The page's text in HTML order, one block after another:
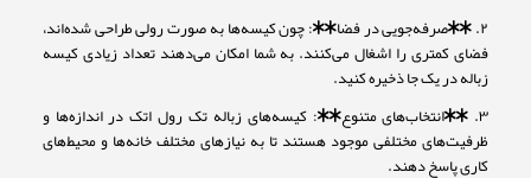
۲. **صرفه‌جویی در فضا**: چون کیسه‌ها به صورت رولی طراحی شده‌اند،
فضای کمتری را اشغال می‌کنند. به شما امکان می‌دهند تعداد زیادی کیسه
زباله در یک جا ذخیره کنید.
۳. **انتخاب‌های متنوع**: کیسه‌های زباله تک رول اتک در اندازه‌ها و
ظرفیت‌های مختلفی موجود هستند تا به نیازهای مختلف خانه‌ها و محیط‌های
کاری پاسخ دهند.